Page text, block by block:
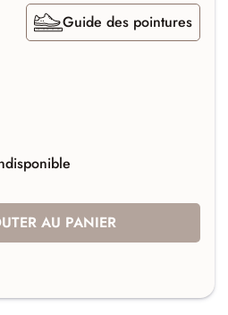
Guide des pointures
AU PANIER